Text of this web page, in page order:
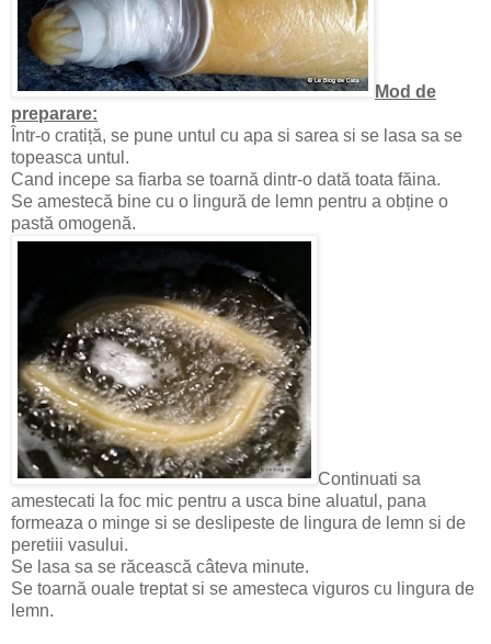
Mod de
preparare:
Într-o cratiță, se pune untul cu apa si sarea si se lasa sa se
topeasca untul.
Cand incepe sa fiarba se toarnă dintr-o dată toata făina.
Se amestecă bine cu o lingură de lemn pentru a obține o
pastă omogenă.
Continuati sa
amestecati la foc mic pentru a usca bine aluatul, pana
formeaza o minge si se deslipeste de lingura de lemn si de
peretiii vasului.
Se lasa sa se răcească câteva minute.
Se toarnă ouale treptat si se amesteca viguros cu lingura de
lemn.